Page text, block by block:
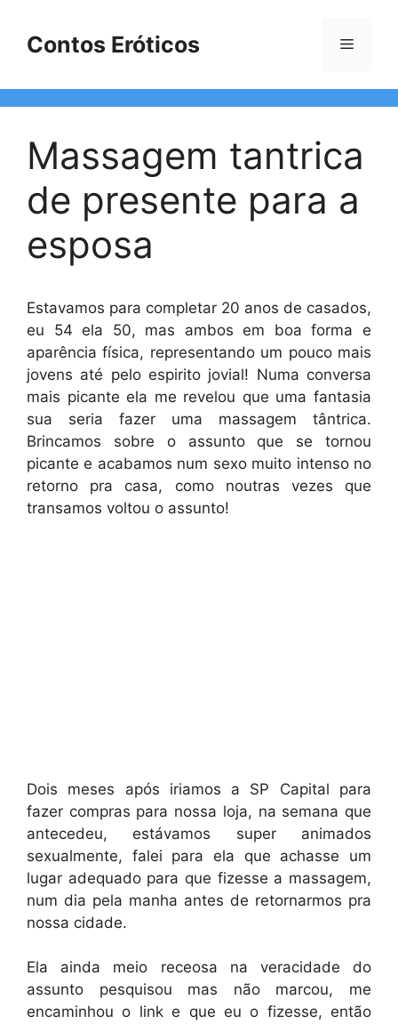
Contos Eróticos Menu
Massagem tantrica
de presente para a
esposa
Estavamos para completar 20 anos de casados,
eu 54 ela 50, mas ambos em boa forma e
aparência física, representando um pouco mais
jovens até pelo espirito jovial! Numa conversa
mais picante ela me revelou que uma fantasia
sua seria fazer uma massagem tântrica.
Brincamos sobre o assunto que se tornou
picante e acabamos num sexo muito intenso no
retorno pra casa, como noutras vezes que
transamos voltou o assunto!
Dois meses após iriamos a SP Capital para
fazer compras para nossa loja, na semana que
antecedeu, estávamos super animados
sexualmente, falei para ela que achasse um
lugar adequado para que fizesse a massagem,
num dia pela manha antes de retornarmos pra
nossa cidade.
Ela ainda meio receosa na veracidade do
assunto pesquisou mas não marcou, me
encaminhou o link e que eu o fizesse, então